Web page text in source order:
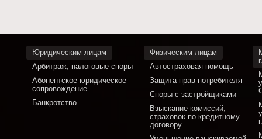
Юридическим лицам
Арбитраж, налоговые споры
Абонентское юридическое
сопровождение
Банкротство
Физическим лицам
Автостраховая помощь
Защита прав потребителя
Споры с застройщиками
Взыскание комиссий,
страховок по кредитному
договору